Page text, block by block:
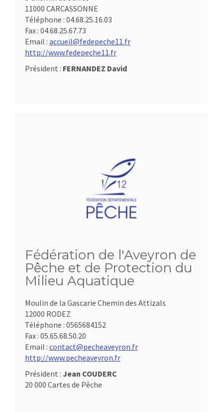
11000 CARCASSONNE
Téléphone : 04.68.25.16.03
Fax : 04.68.25.67.73
Email : accueil@fedepeche11.fr
http://www.fedepeche11.fr
Président : FERNANDEZ David
Fédération de l'Aveyron de
Pêche et de Protection du
Milieu Aquatique
Moulin de la Gascarie Chemin des Attizals
12000 RODEZ
Téléphone : 0565684152
Fax : 05.65.68.50.20
Email : contact@pecheaveyron.fr
http://www.pecheaveyron.fr
Président : Jean COUDERC
20 000 Cartes de Pêche